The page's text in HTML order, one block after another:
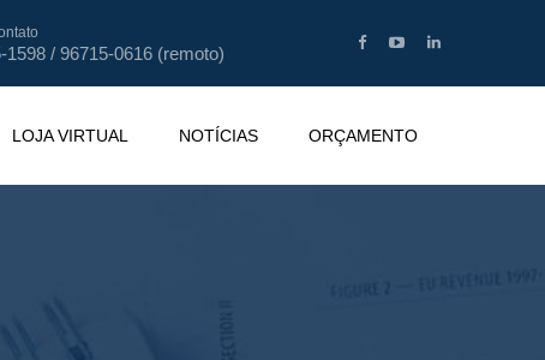
1598 / 96715-0616 (remoto)
LOJA VIRTUAL NOTÍCIAS ORÇAMENTO